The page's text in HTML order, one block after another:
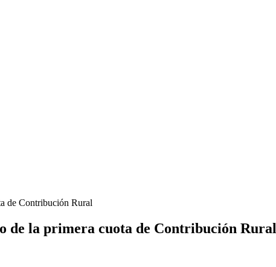
de la primera cuota de Contribución Rural